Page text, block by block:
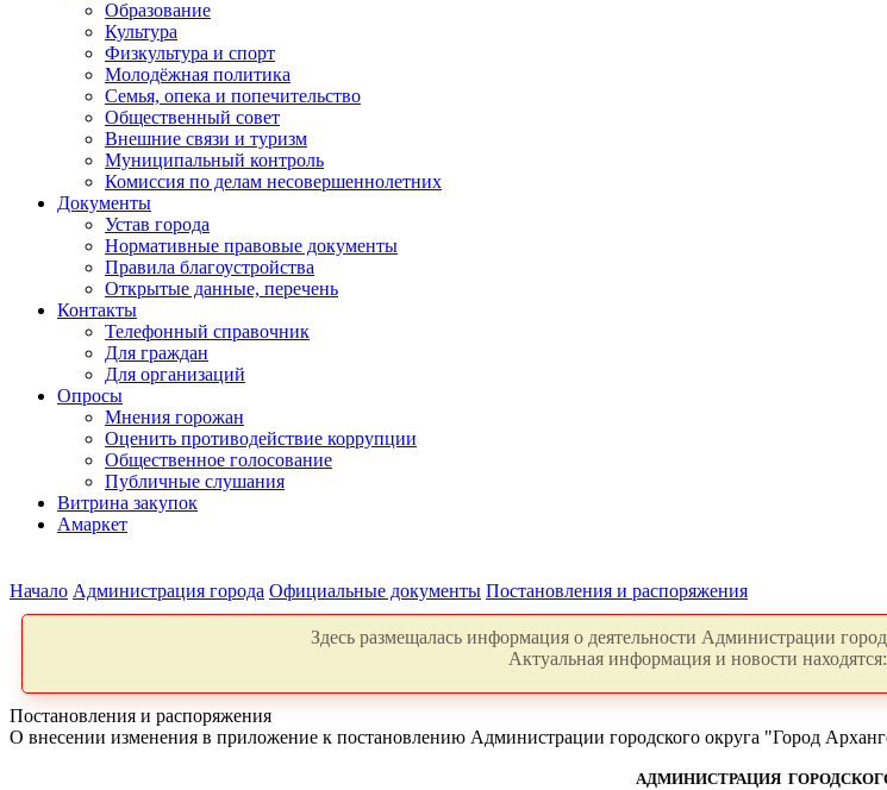
Образование
Культура
Физкультура и спорт
Молодёжная политика
Семья, опека и попечительство
Общественный совет
Внешние связи и туризм
Муниципальный контроль
Комиссия по делам несовершеннолетних
Документы
Устав города
Нормативные правовые документы
Правила благоустройства
Открытые данные, перечень
Контакты
Телефонный справочник
Для граждан
Для организаций
Опросы
Мнения горожан
Оценить противодействие коррупции
Общественное голосование
Публичные слушания
Витрина закупок
Амаркет
Начало Администрация города Официальные документы Постановления и распоряжения
Здесь размещалась информация о деятельности Администрации
Актуальная информация и новости находятся:
Постановления и распоряжения
О внесении изменения в приложение к постановлению Администрации городского округа "Город
АДМИНИСТРАЦИЯ